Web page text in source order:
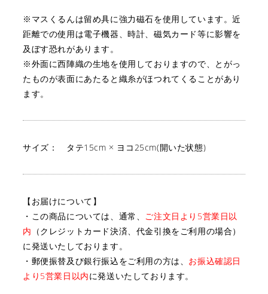
※マスくるんは留め具に強力磁石を使用しています。近
距離での使用は電子機器、時計、磁気カード等に影響を
及ぼす恐れがあります。
※外面に西陣織の生地を使用しておりますので、とがっ
たものが表面にあたると織糸がほつれてくることがあり
ます。
サイズ： タテ15cm × ヨコ25cm(開いた状態)
【お届けについて】
・この商品については、通常、 ご注文日より5営業日以
内 （クレジットカード決済、代金引換をご利用の場合）
に発送いたしております。
・郵便振替及び銀行振込をご利用の方は、 お振込確認日
より5営業日以内に発送いたしております。